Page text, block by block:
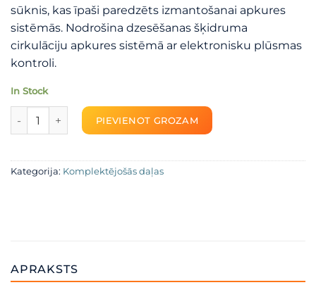
sūknis, kas īpaši paredzēts izmantošanai apkures
sistēmās. Nodrošina dzesēšanas šķidruma
cirkulāciju apkures sistēmā ar elektronisku plūsmas
kontroli.
In Stock
Cirkulācijas sūknis – Taconova TacoFlow2 daudzums
PIEVIENOT GROZAM
Kategorija: Komplektējošās daļas
APRAKSTS